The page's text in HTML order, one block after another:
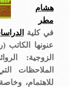
هشام
مطر
في كلية
عنونها
الزوجية:
الملاحظات
للاهتمام،